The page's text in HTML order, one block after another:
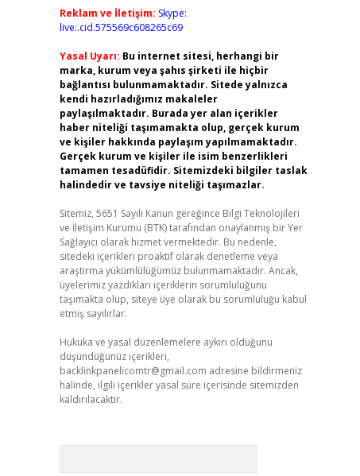
Reklam ve İletişim: Skype:
live:.cid.575569c608265c69
Yasal Uyarı: Bu internet sitesi, herhangi bir
marka, kurum veya şahıs şirketi ile hiçbir
bağlantısı bulunmamaktadır. Sitede yalnızca
kendi hazırladığımız makaleler
paylaşılmaktadır. Burada yer alan içerikler
haber niteliği taşımamakta olup, gerçek kurum
ve kişiler hakkında paylaşım yapılmamaktadır.
Gerçek kurum ve kişiler ile isim benzerlikleri
tamamen tesadüfidir. Sitemizdeki bilgiler taslak
halindedir ve tavsiye niteliği taşımazlar.
Sitemiz, 5651 Sayılı Kanun gereğince Bilgi Teknolojileri
ve İletişim Kurumu (BTK) tarafından onaylanmış bir Yer
Sağlayıcı olarak hizmet vermektedir. Bu nedenle,
sitedeki içerikleri proaktif olarak denetleme veya
araştırma yükümlülüğümüz bulunmamaktadır. Ancak,
üyelerimiz yazdıkları içeriklerin sorumluluğunu
taşımakta olup, siteye üye olarak bu sorumluluğu kabul
etmiş sayılırlar.
Hukuka ve yasal düzenlemelere aykırı olduğunu
düşündüğünüz içerikleri,
backlinkpanelicomtr@gmail.com adresine bildirmeniz
halinde, ilgili içerikler yasal süre içerisinde sitemizden
kaldırılacaktır.